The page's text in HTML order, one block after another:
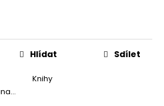
Knihy
Hlídat Sdílet